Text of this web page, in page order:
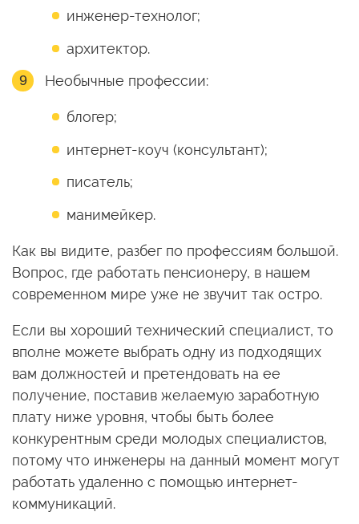
инженер-технолог;
архитектор.
Необычные профессии:
блогер;
интернет-коуч (консультант);
писатель;
манимейкер.
Как вы видите, разбег по профессиям большой.
Вопрос, где работать пенсионеру, в нашем
современном мире уже не звучит так остро.
Если вы хороший технический специалист, то
вполне можете выбрать одну из подходящих
вам должностей и претендовать на ее
получение, поставив желаемую заработную
плату ниже уровня, чтобы быть более
конкурентным среди молодых специалистов,
потому что инженеры на данный момент могут
работать удаленно с помощью интернет-
коммуникаций.